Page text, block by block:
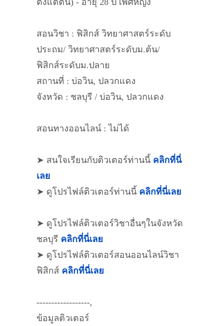
ตั้งแต่ต้น) - อายุ 28 ปี เพศหญิง
สอนวิชา : ฟิสิกส์ วิทยาศาสตร์ระดับ
ประถม/ วิทยาศาสตร์ระดับม.ต้น/
ฟิสิกส์ระดับม.ปลาย
สถานที่ : บ่อวิน, ปลวกแดง
จังหวัด : ชลบุรี / บ่อวิน, ปลวกแดง
สอนทางออนไลน์ : ไม่ได้
➤ สนใจเรียนกับติวเตอร์ท่านนี้ คลิกที่นี่
เลย
➤ ดูโปรไฟล์ติวเตอร์ท่านนี้ คลิกที่นี่เลย
➤ ดูโปรไฟล์ติวเตอร์วิชาอื่นๆในจังหวัด
ชลบุรี คลิกที่นี่เลย
➤ ดูโปรไฟล์ติวเตอร์สอนออนไลน์วิชา
ฟิสิกส์ คลิกที่นี่เลย
------------------,
ข้อมูลติวเตอร์